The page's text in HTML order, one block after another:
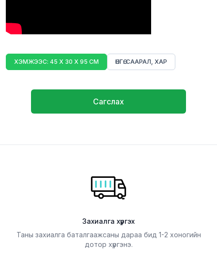
ХЭМЖЭЭС: 45 Х 30 Х 95 СМ ӨНГӨ: СААРАЛ, ХАР
Сагслах
Захиалга хүргэх
Таны захиалга баталгаажсаны дараа бид 1-2 хоногийн
дотор хүргэнэ.